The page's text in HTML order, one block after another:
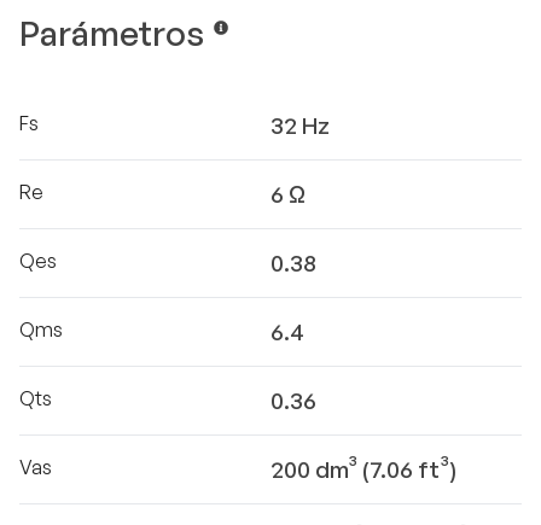
Parámetros
Fs 32 Hz
Re 6 Ω
Qes 0.38
Qms 6.4
Qts 0.36
Vas 200 dm³ (7.06 ft³)